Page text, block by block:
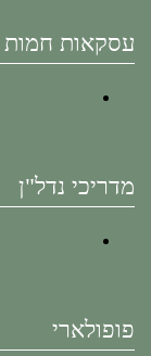
עסקאות חמות
מדריכי נדל"ן
פופולארי